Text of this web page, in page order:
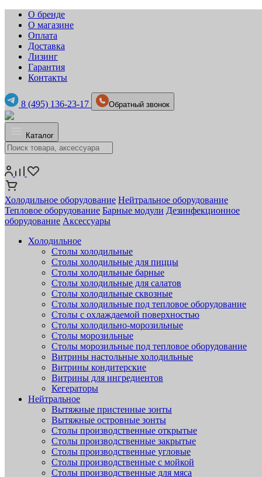
О бренде
О магазине
Оплата
Доставка
Лизинг
Гарантия
Контакты
8 (495) 136-23-17 Обратный звонок
Каталог
Холодильное оборудование Нейтральное оборудование
Тепловое оборудование Барные модули Дезинфекционное
оборудование Аксессуары
Холодильное
Столы холодильные
Столы холодильные для пиццы
Столы холодильные барные
Столы холодильные для салатов
Столы холодильные сквозные
Столы холодильные под тепловое оборудование
Столы с охлаждаемой поверхностью
Столы холодильно-морозильные
Столы морозильные
Столы морозильные под тепловое оборудование
Витрины настольные холодильные
Витрины кондитерские
Витрины для ингредиентов
Кегераторы
Нейтральное
Вытяжные пристенные зонты
Вытяжные островные зонты
Столы производственные открытые
Столы производственные закрытые
Столы производственные угловые
Столы производственные с мойкой
Столы производственные для мяса